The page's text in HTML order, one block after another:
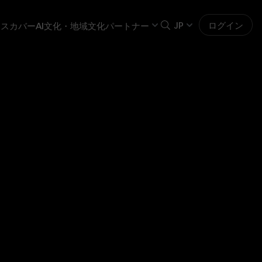
カバーAI文化・地域文化パートナー JP ログイン